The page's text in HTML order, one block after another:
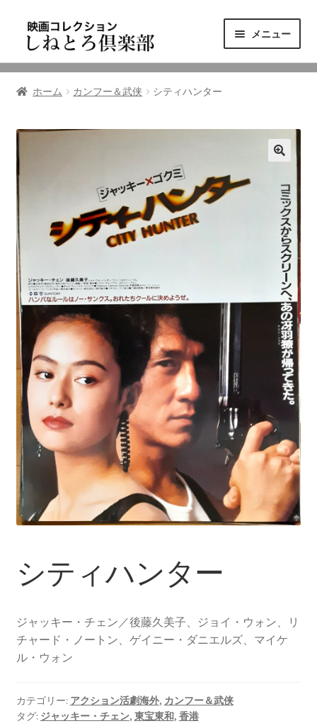
ゲ
シ
ン
へ
キ
ッ
プ
テ
ツ
ス
キ
プ
メニュー
ニュース
東三河の映画館
しねとろ倶楽部について
リンクの旅
ホーム カンフー＆武侠 シティハンター
シティハンター
ジャッキー・チェン／後藤久美子、ジョイ・ウォン、リ
チャード・ノートン、ゲイニー・ダニエルズ、マイケ
ル・ウォン
カテゴリー: アクション活劇海外, カンフー＆武侠
タグ: ジャッキー・チェン, 東宝東和, 香港